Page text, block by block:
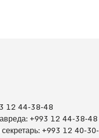
12 44-38-48
+993 12 44-38-48
+993 12 40-30-